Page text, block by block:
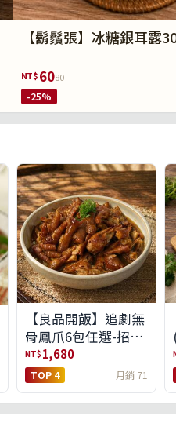
【鬍鬚張】冰糖銀耳露
NT$6080
-25%
【良品開飯】追劇無
骨鳳爪6包任選-招牌
原味/濃濃蒜香/過癮
麻辣(免運組)
NT$ 1,680
TOP 4 月銷 71